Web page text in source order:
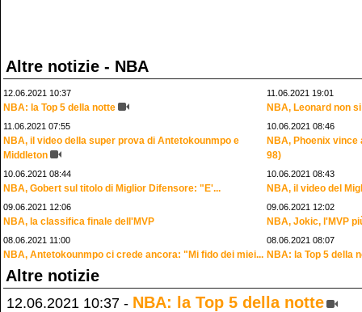
Altre notizie - NBA
12.06.2021 10:37
NBA: la Top 5 della notte
11.06.2021 19:01
NBA, Leonard non
11.06.2021 07:55
NBA, il video della super prova di Antetokounmpo e
Middleton
10.06.2021 08:46
NBA, Phoenix
98)
10.06.2021 08:44
NBA, Gobert sul titolo di Miglior Difensore: "E'...
10.06.2021 08:43
NBA, il video del
09.06.2021 12:06
NBA, la classifica finale dell'MVP
09.06.2021 12:02
NBA, Jokic, l'MVP
08.06.2021 11:00
NBA, Antetokounmpo ci crede ancora: "Mi fido dei miei...
08.06.2021 08:07
NBA: la Top 5 della
Altre notizie
12.06.2021 10:37 - NBA: la Top 5 della notte